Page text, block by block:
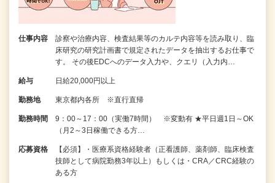
仕事内容
診察や治療内容、検査結果等のカルテ内容等を読み取り、臨
床研究の研究計画書で規定されたデータを抽出するお仕事で
す。 その後EDCへのデータ入力や、クエリ（入力内…
給与 日給20,000円以上
勤務地 東京都内各所 ※直行直帰
勤務時間
9：00～17：00（実働7時間） ※変動有 ★平日週1日～OK
（月2～3日稼働できる方…
応募資格
【必須】・医療系資格経験者（正看護師、薬剤師、臨床検査
技師として病院勤務3年以上）もしくは・CRA／CRC経験の
ある方